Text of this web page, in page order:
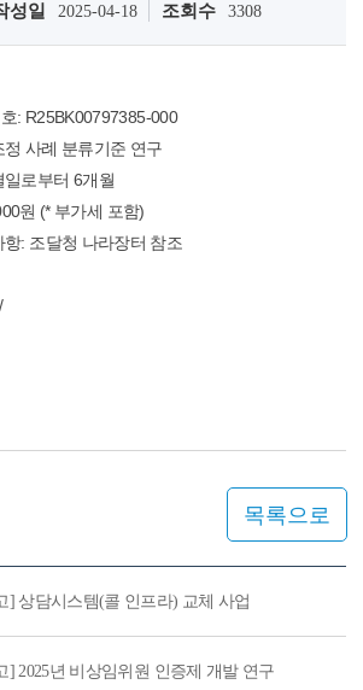
성일 2025-04-18 조회수 3308
: R25BK00797385-000
사례 분류기준 연구
로부터 6개월
원 (* 부가세 포함)
: 조달청 나라장터 참조
목록으로
] 상담시스템(콜 인프라) 교체 사업
] 2025년 비상임위원 인증제 개발 연구